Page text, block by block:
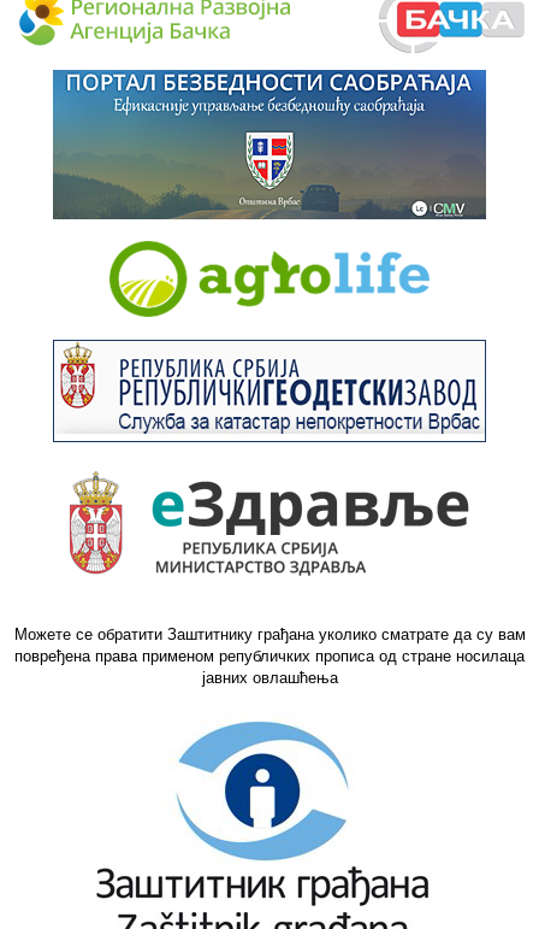
Можете се обратити Заштитнику грађана уколико сматрате да су вам
повређена права применом републичких прописа од стране носилаца
јавних овлашћења